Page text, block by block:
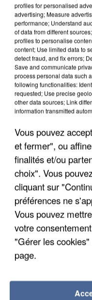
APRÈS TOUTES
DE FAUNE
L’UN DES
MAFIA INTERPELLÉ
profiles for personalised
advertising; Measure
performance; Understand
of data from different
profiles to personalise
content; Use limited data to
detect fraud, and fix errors;
Save and communicate
process personal data such
following functionalities:
requested; Use precise
other data sources; Link
information transmitted
Vous pouvez
et fermer", ou
finalités et/ou
choix". Vous
cliquant sur
préférences ne
Vous pouvez
votre
"Gérer les
page.